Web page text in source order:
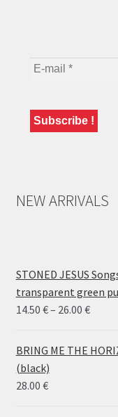
NEW ARRIVALS
STONED JESUS
transparent green
14.50 €– 26.00 €Price
14.50
BRING ME THE
(black)
28.00 €